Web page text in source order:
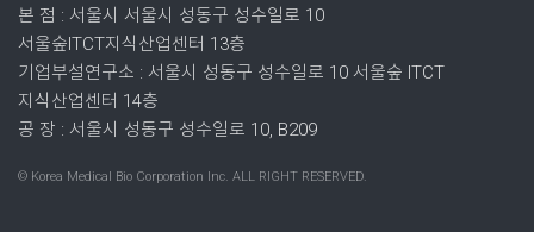
본 점 : 서울시 서울시 성동구 성수일로 10
서울숲ITCT지식산업센터 13층
기업부설연구소 : 서울시 성동구 성수일로 10 서울숲 ITCT
지식산업센터 14층
공 장 : 서울시 성동구 성수일로 10, B209
© Korea Medical Bio Corporation Inc. ALL RIGHT RESERVED.